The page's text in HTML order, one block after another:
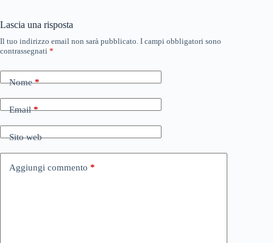
Lascia una risposta
Il tuo indirizzo email non sarà pubblicato. I campi obbligatori sono
contrassegnati *
Nome*
Email*
Sito web
Aggiungi commento *